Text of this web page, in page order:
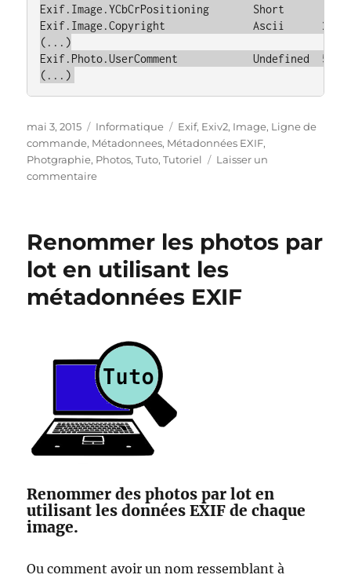
Exif.Image.YCbCrPositioning       Short       1
Exif.Image.Copyright              Ascii      26
(...)
Exif.Photo.UserComment            Undefined
(...)
Publié
le
mai 3, 2015 Catégories
Informatique Étiquettes
Exif, Exiv2, Image, Ligne de
commande, Métadonnees, Métadonnées EXIF,
Photgraphie, Photos,Tuto,Tutoriel
Laisser un
commentairesur
EXIF
ses
photos
Renommer les photos par
lot en utilisant les
métadonnées EXIF
Renommer des photos par lot en
utilisant les données EXIF de chaque
image.
Ou comment avoir un nom ressemblant à